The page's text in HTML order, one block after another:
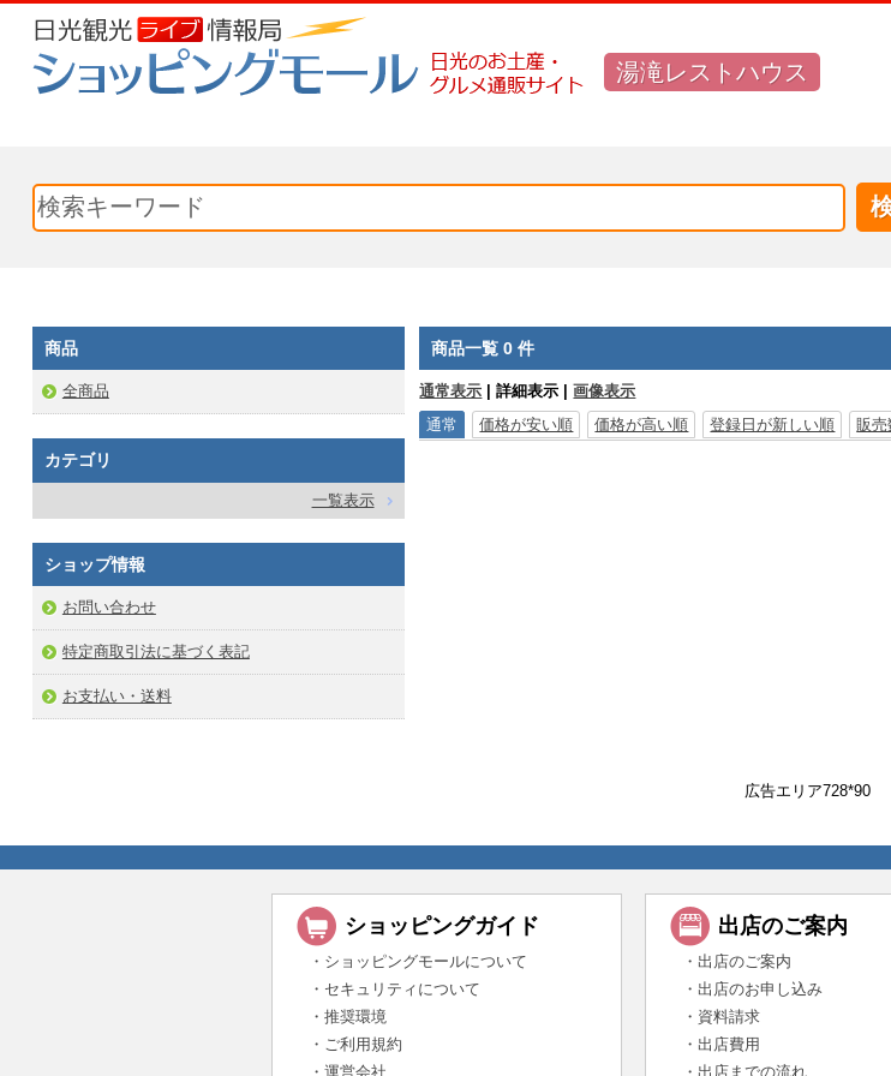
湯滝レストハウス
商品
全商品
カテゴリ
一覧表示
ショップ情報
お問い合わせ
特定商取引法に基づく表記
お支払い・送料
商品一覧 0 件
通常表示 | 詳細表示 |画像表示
通常
価格が安い順 価格が高い順 登録日が新しい順 販売
広告エリア728*90
ショッピングガイド
・ショッピングモールについて
・セキュリティについて
・推奨環境
・ご利用規約
・運営会社
出店のご案内
・出店のご案内
・出店のお申し込み
・資料請求
・出店費用
・出店までの流れ